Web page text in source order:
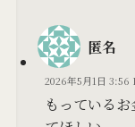
匿名
2026年5月1日 3:56
もっている